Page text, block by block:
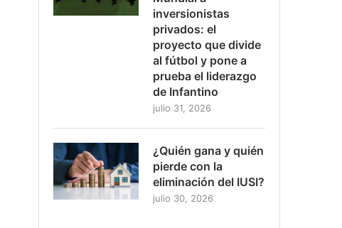
inversionistas
privados: el
proyecto que divide
al fútbol y pone a
prueba el liderazgo
de Infantino
julio 31, 2026
¿Quién gana y quién
pierde con la
eliminación del IUSI?
julio 30, 2026